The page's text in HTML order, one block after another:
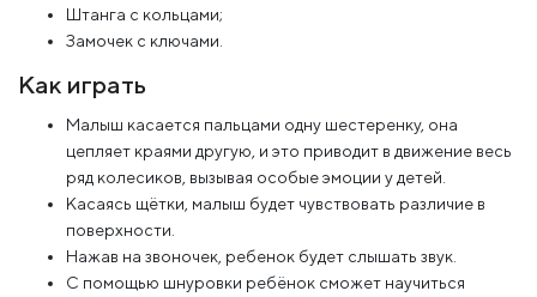
Штанга с кольцами;
Замочек с ключами.
Как играть
Малыш касается пальцами одну шестеренку, она
цепляет краями другую, и это приводит в движение весь
ряд колесиков, вызывая особые эмоции у детей.
Касаясь щётки, малыш будет чувствовать различие в
поверхности.
Нажав на звоночек, ребенок будет слышать звук.
С помощью шнуровки ребёнок сможет научиться